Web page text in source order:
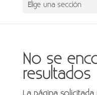
Elige una sección
No se
resultados